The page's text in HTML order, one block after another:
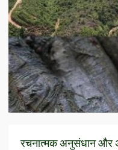
रचनात्मक अनुसंधान और